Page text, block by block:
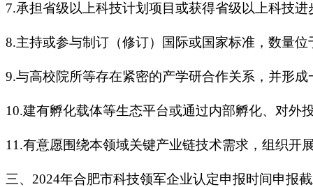
7.承担省级以上科技计划项目或获得省级以上科技
8.主持或参与制订（修订）国际或国家标准，数量
9.与高校院所等存在紧密的产学研合作关系，并形
10.建有孵化载体等生态平台或通过内部孵化、对外
11.有意愿围绕本领域关键产业链技术需求，组织开
三、2024年合肥市科技领军企业认定申报时间申报